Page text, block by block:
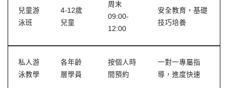
兒童游
泳班
4-12歲
兒童
周末
09:00-
12:00
安全教育，基礎
技巧培養
私人游
泳教學
各年齡
層學員
按個人時
間預約
一對一專屬指
導，進度快速